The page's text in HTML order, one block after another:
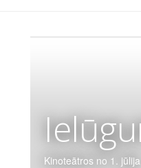
Kinoteātros no 1. jūlija